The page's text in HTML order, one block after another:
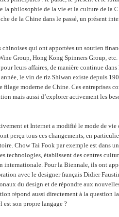
la philosophie de la vie et la culture de la
de la Chine dans le passé, un présent
qui ont apportées un soutien
Group, Hong Kong Spinners Group, etc.
leurs affaires, de manière continue dans
le vin de riz Shiwan existe depuis
moderne de Chine. Ces entreprises
mais aussi d’explorer activement les
et Internet a modifié le mode de vie
perçu tous ces changements, en
Chow Tai Fook par exemple est dans
technologies, établissent des centres
internationale. Pour la Biennale, ils ont
avec le designer français Didier
du design et de répondre aux
répond aussi directement à la question
son propre langage ?